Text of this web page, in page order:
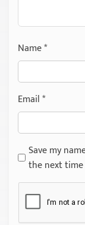
Name*
Email*
Save my
the next